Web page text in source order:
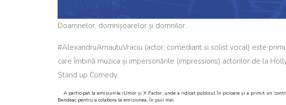
Doamnelor, domnișoarelor și domnilor…
#AlexandruArnautuVraciu (actor, comediant si solist vocal) este
care îmbină muzica și impersonările (impressions) actorilor de la
Stand up Comedy.
A participat la emisiunile iUmor și X Factor, unde a ridicat publicul în picioare și a primit un
Bendeac pentru a colabora la emisiunea, În puii mei.